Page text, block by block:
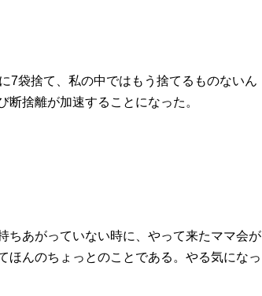
7袋捨て、私の中ではもう捨てるものないん
捨離が加速することになった。
ちあがっていない時に、やって来たママ会が
ほんのちょっとのことである。やる気になっ